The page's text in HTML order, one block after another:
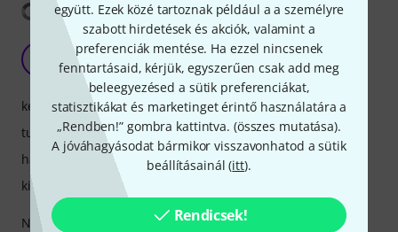
együtt. Ezek közé tartoznak például a a személyre
szabott hirdetések és akciók, valamint a
preferenciák mentése. Ha ezzel nincsenek
fenntartásaid, kérjük, egyszerűen csak add meg
beleegyezésed a sütik preferenciákat,
statisztikákat és marketinget érintő használatára a
„Rendben!” gombra kattintva. (összes mutatása).
A jóváhagyásodat bármikor visszavonhatod a sütik
beállításainál (itt).
Rendicsek!
Fordítás megjelenítése
Good sound
Eric Degenaar 21.09.2019
Nice warm and smooth sound. It even makes my Axe FX
kezelés
tulajdonsagok
hangzás
kivitelezés